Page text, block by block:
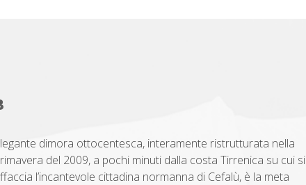
dimora ottocentesca, interamente ristrutturata nella
del 2009, a pochi minuti dalla costa Tirrenica su cui si
l’incantevole cittadina normanna di Cefalù, è la meta